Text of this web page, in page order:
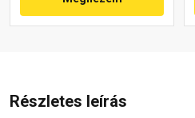
Részletes leírás